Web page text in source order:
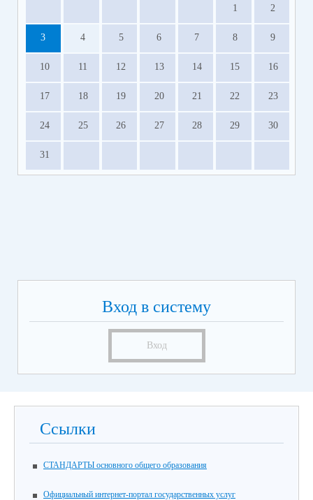
1 2
3 4 5 6 7 8 9
10 11 12 13 14 15 16
17 18 19 20 21 22 23
24 25 26 27 28 29 30
31
Вход в систему
Вход
Ссылки
СТАНДАРТЫ основного общего образования
Официальный интернет-портал государственных услуг